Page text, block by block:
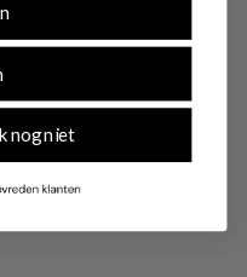
Earrings 5653170
nog niet